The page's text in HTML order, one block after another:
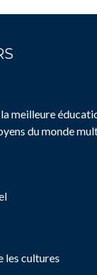
meilleure
du monde
les cultures